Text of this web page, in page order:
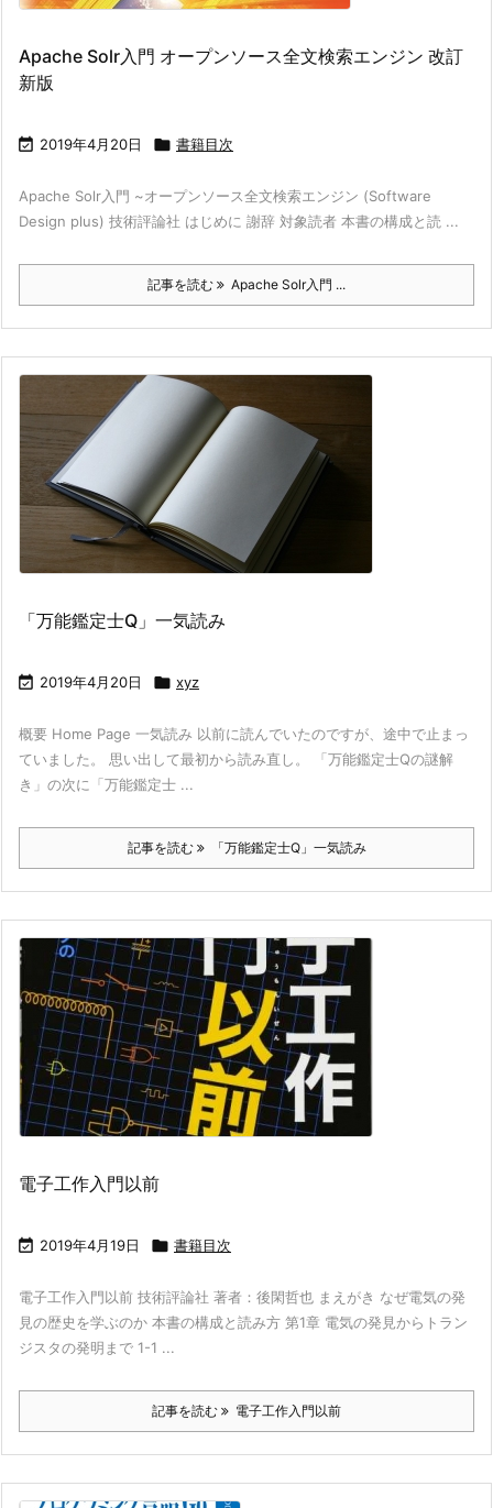
Apache Solr入門 オープンソース全文検索エンジン 改訂
新版
 2019年4月20日  書籍目次
Apache Solr入門 ~オープンソース全文検索エンジン (Software
Design plus) 技術評論社 はじめに 謝辞 対象読者 本書の構成と読 ...
記事を読む Apache Solr入門 ...
「万能鑑定士Q」一気読み
 2019年4月20日  xyz
概要 Home Page 一気読み 以前に読んでいたのですが、途中で止まっ
ていました。 思い出して最初から読み直し。 「万能鑑定士Qの謎解
き」の次に「万能鑑定士 ...
記事を読む 「万能鑑定士Q」一気読み
電子工作入門以前
 2019年4月19日  書籍目次
電子工作入門以前 技術評論社 著者：後閑哲也 まえがき なぜ電気の発
見の歴史を学ぶのか 本書の構成と読み方 第1章 電気の発見からトラン
ジスタの発明まで 1-1 ...
記事を読む 電子工作入門以前